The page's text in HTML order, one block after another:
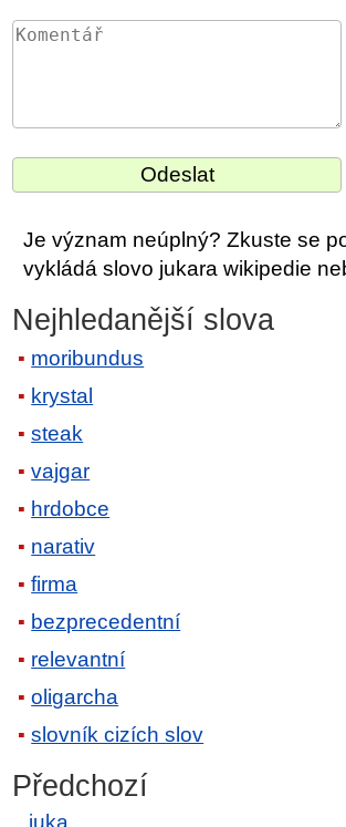
Je význam neúplný? Zkuste se
vykládá slovo jukara wikipedie
Nejhledanější slova
moribundus
krystal
steak
vajgar
hrdobce
narativ
firma
bezprecedentní
relevantní
oligarcha
slovník cizích slov
Předchozí